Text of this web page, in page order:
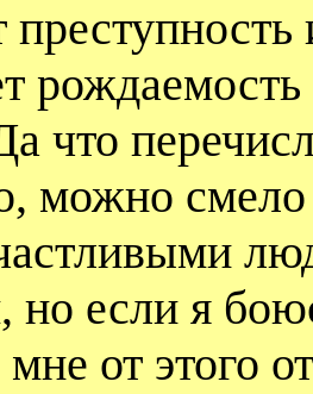
что
можно
но если я
мне от этого